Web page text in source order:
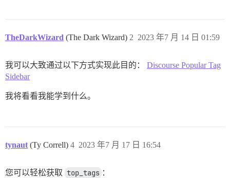
TheDarkWizard (The Dark Wizard) 2023 年7 月 14 日 01:59
2
我可以大致通过以下方式实现此目的： Discourse Popular Tag
Sidebar
我将看看我能学到什么。
tynaut (Ty Correll) 2023 年7 月 17 日 16:54
4
您可以轻松获取 top_tags ：